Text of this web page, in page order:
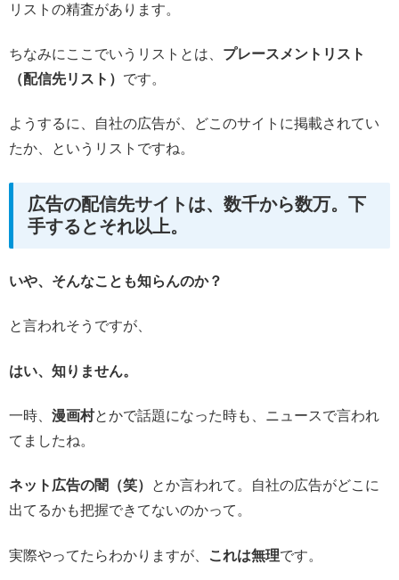
リストの精査があります。
ちなみにここでいうリストとは、 プレースメントリスト
（配信先リスト） です。
ようするに、自社の広告が、どこのサイトに掲載されてい
たか、というリストですね。
広告の配信先サイトは、数千から数万。下
手するとそれ以上。
いや、そんなことも知らんのか？
と言われそうですが、
はい、知りません。
一時、 漫画村とかで話題になった時も、ニュースで言われ
てましたね。
ネット広告の闇（笑）
とか言われて。自社の広告がどこに
出てるかも把握できてないのかって。
実際やってたらわかりますが、 これは無理です。